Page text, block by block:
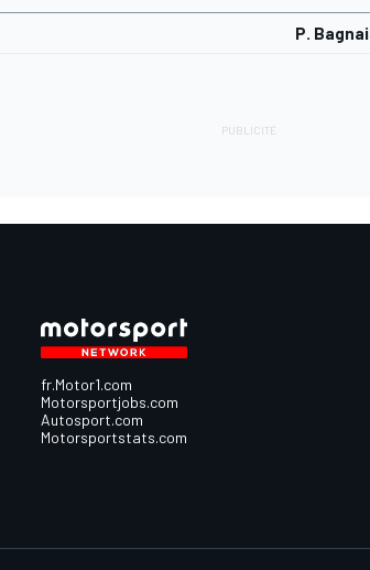
P.
fr.Motor1.com
Motorsportjobs.com
Autosport.com
Motorsportstats.com